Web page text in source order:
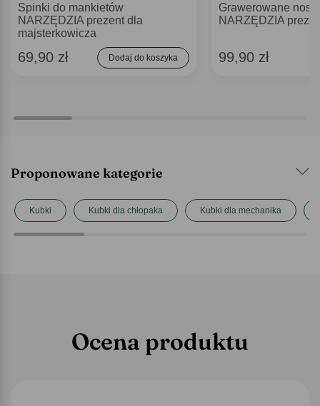
Spinki do mankietów
NARZĘDZIA prezent dla
majsterkowicza
69,90 zł Dodaj do koszyka
Grawerowane
NARZĘDZIA
99,90 zł
Proponowane kategorie
Kubki Kubki dla chłopaka Kubki dla mechanika
Ocena produktu